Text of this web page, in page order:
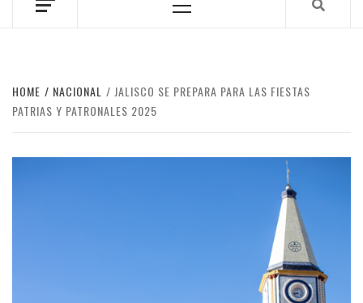
Menu
HOME NACIONAL
JALISCO SE PREPARA PARA LAS FIESTAS
PATRIAS Y PATRONALES 2025